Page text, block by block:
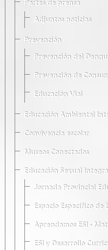
Partes de prensa
Adjuntos noticias
Prevención
Prevención del
Prevención de
Educación Vial
Educación Ambiental
Convivencia escolar
Museos Conectados
Educación Sexual Integral
Jornada Provincial
Espacio Específico de
Aprendamos ESI -
ESI y Desarrollo